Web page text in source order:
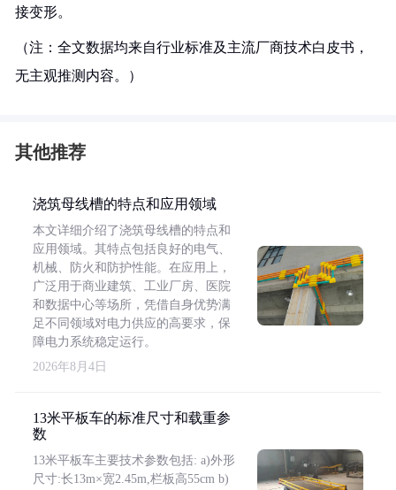
接变形。
（注：全文数据均来自行业标准及主流厂商技术白皮书，
无主观推测内容。）
其他推荐
浇筑母线槽的特点和应用领域
本文详细介绍了浇筑母线槽的特点和
应用领域。其特点包括良好的电气、
机械、防火和防护性能。在应用上，
广泛用于商业建筑、工业厂房、医院
和数据中心等场所，凭借自身优势满
足不同领域对电力供应的高要求，保
障电力系统稳定运行。
2026年8月4日
13米平板车的标准尺寸和载重参
数
13米平板车主要技术参数包括: a)外形
尺寸:长13m×宽2.45m,栏板高55cm b)